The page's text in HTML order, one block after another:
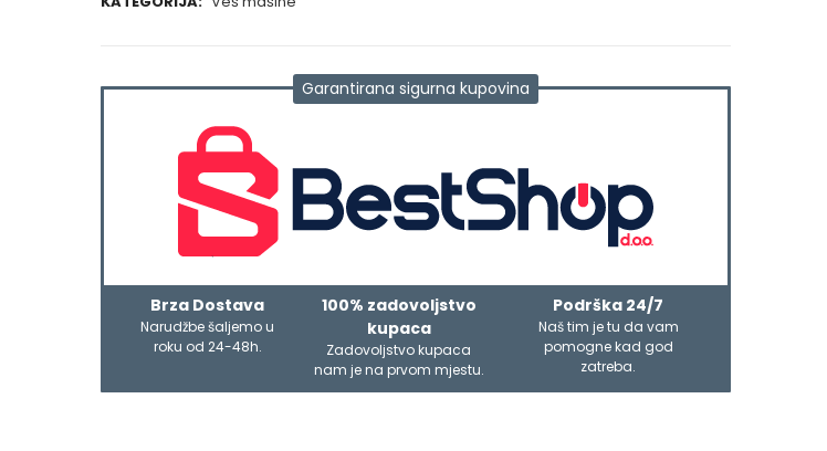
Garantirana sigurna kupovina
Brza Dostava
Narudžbe šaljemo u
roku od 24-48h.
100% zadovoljstvo
kupaca
Zadovoljstvo kupaca
nam je na prvom mjestu.
Podrška 24/7
Naš tim je tu da vam
pomogne kad god
zatreba.